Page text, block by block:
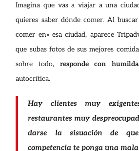
Imagina que vas a viajar a una
quieres saber dónde comer. Al
comer en» esa ciudad, aparece
que subas fotos de sus mejores
sobre todo,responde con
autocrítica.
Hay clientes muy
restaurantes muy
darse la sisuación de
competencia te ponga una